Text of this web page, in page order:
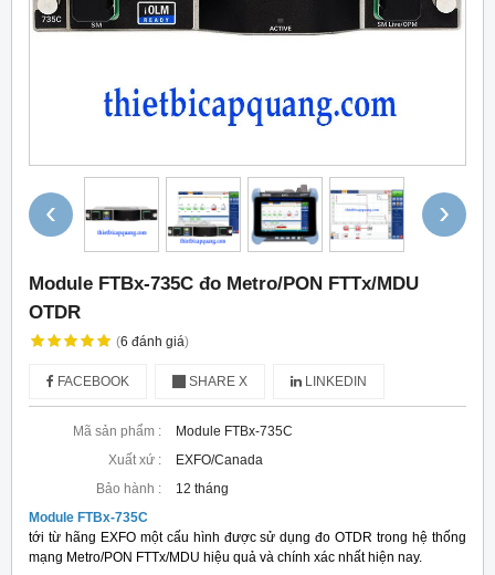
‹ ›
Module FTBx-735C đo Metro/PON FTTx/MDU
OTDR
(6 đánh giá)
FACEBOOK SHARE X LINKEDIN
Mã sản phẩm :
Module FTBx-735C
Xuất xứ :
EXFO/Canada
Bảo hành :
12 tháng
Module FTBx-735C
tới từ hãng EXFO một cấu hình được sử dụng đo OTDR trong hệ thống
mạng Metro/PON FTTx/MDU hiệu quả và chính xác nhất hiện nay.